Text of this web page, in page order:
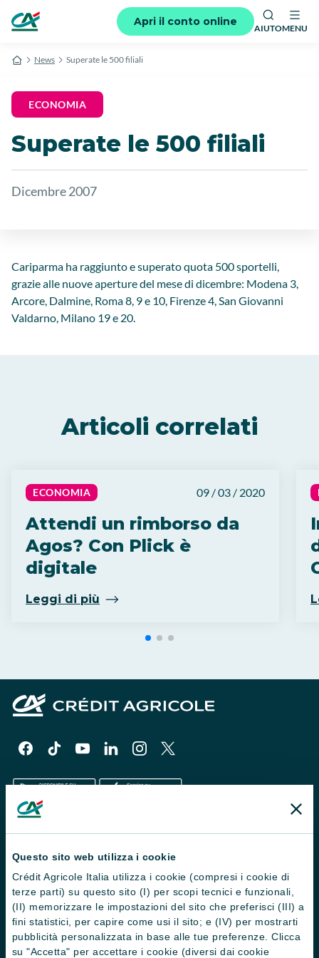
Questo sito web utilizza i cookie
Crédit Agricole Italia utilizza i cookie (compresi i cookie di
terze parti) su questo sito (I) per scopi tecnici e funzionali,
(II) memorizzare le impostazioni del sito che preferisci (III) a
fini statistici, per capire come usi il sito; e (IV) per mostrarti
pubblicità personalizzata in base alle tue preferenze. Clicca
su "Accetta" per accettare i cookie (diversi dai cookie
Apri il conto online
AIUTOMENU
News Superate le 500 filiali
ECONOMIA
Superate le 500 filiali
Dicembre 2007
Cariparma ha raggiunto e superato quota 500 sportelli,
grazie alle nuove aperture del mese di dicembre: Modena 3,
Arcore, Dalmine, Roma 8, 9 e 10, Firenze 4, San Giovanni
Valdarno, Milano 19 e 20.
Articoli correlati
ECONOMIA 09 / 03 / 2020
Attendi un rimborso da
Agos? Con Plick è
digitale
Leggi di più
Trova filiali
Contattaci
Domande frequenti
Successioni